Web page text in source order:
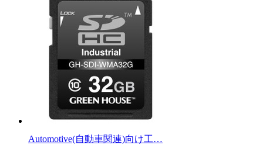
Automotive(自動車関連)向け工…